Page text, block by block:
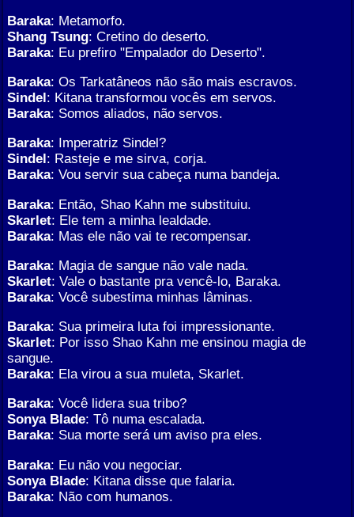
Baraka: Metamorfo.
Shang Tsung: Cretino do deserto.
Baraka: Eu prefiro "Empalador do Deserto".
Baraka: Os Tarkatâneos não são mais escravos.
Sindel: Kitana transformou vocês em servos.
Baraka: Somos aliados, não servos.
Baraka: Imperatriz Sindel?
Sindel: Rasteje e me sirva, corja.
Baraka: Vou servir sua cabeça numa bandeja.
Baraka: Então, Shao Kahn me substituiu.
Skarlet: Ele tem a minha lealdade.
Baraka: Mas ele não vai te recompensar.
Baraka: Magia de sangue não vale nada.
Skarlet: Vale o bastante pra vencê-lo, Baraka.
Baraka: Você subestima minhas lâminas.
Baraka: Sua primeira luta foi impressionante.
Skarlet: Por isso Shao Kahn me ensinou magia de
sangue.
Baraka: Ela virou a sua muleta, Skarlet.
Baraka: Você lidera sua tribo?
Sonya Blade: Tô numa escalada.
Baraka: Sua morte será um aviso pra eles.
Baraka: Eu não vou negociar.
Sonya Blade: Kitana disse que falaria.
Baraka: Não com humanos.